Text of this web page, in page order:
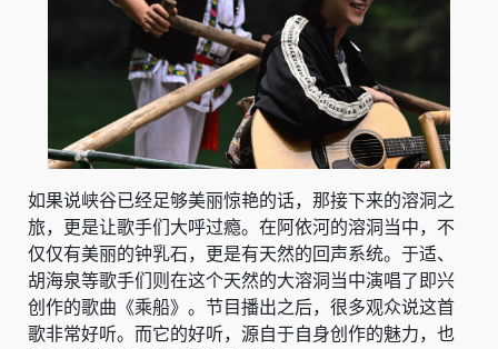
如果说峡谷已经足够美丽惊艳的话，那接下来的溶洞之
旅，更是让歌手们大呼过瘾。在阿依河的溶洞当中，不
仅仅有美丽的钟乳石，更是有天然的回声系统。于适、
胡海泉等歌手们则在这个天然的大溶洞当中演唱了即兴
创作的歌曲《乘船》。节目播出之后，很多观众说这首
歌非常好听。而它的好听，源自于自身创作的魅力，也